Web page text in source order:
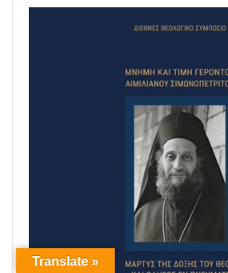
Translate »